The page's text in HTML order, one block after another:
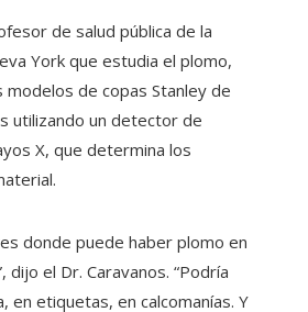
de salud pública de la
York que estudia el plomo,
de copas Stanley de
utilizando un detector de
X, que determina los
donde puede haber plomo en
dijo el Dr. Caravanos. “Podría
en etiquetas, en calcomanías. Y